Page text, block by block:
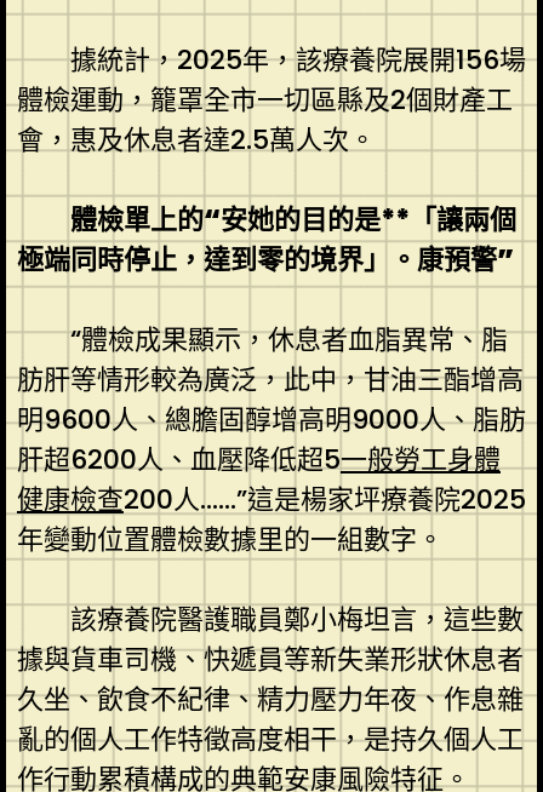
據統計，2025年，該療養院展開156場
體檢運動，籠罩全市一切區縣及2個財產工
會，惠及休息者達2.5萬人次。
體檢單上的“安她的目的是**「讓兩個
極端同時停止，達到零的境界」。康預警”
“體檢成果顯示，休息者血脂異常、脂
肪肝等情形較為廣泛，此中，甘油三酯增高
明9600人、總膽固醇增高明9000人、脂肪
肝超6200人、血壓降低超5一般勞工身體
健康檢查200人……”這是楊家坪療養院2025
年變動位置體檢數據里的一組數字。
該療養院醫護職員鄭小梅坦言，這些數
據與貨車司機、快遞員等新失業形狀休息者
久坐、飲食不紀律、精力壓力年夜、作息雜
亂的個人工作特徵高度相干，是持久個人工
作行動累積構成的典範安康風險特征。